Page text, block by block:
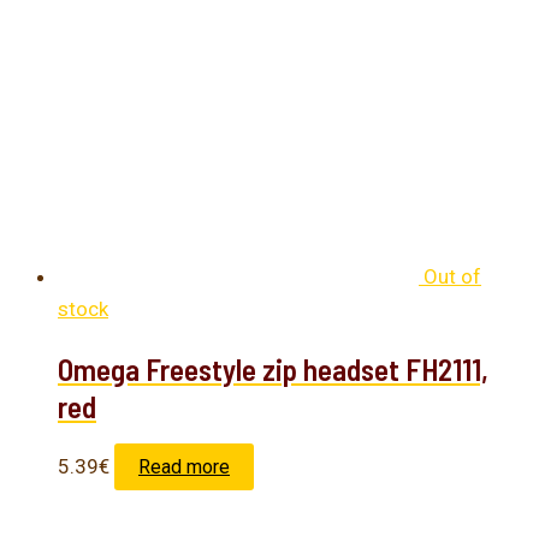
Out of
stock
Omega Freestyle zip headset FH2111,
red
5.39€ Read more